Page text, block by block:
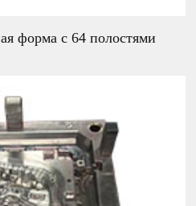
форма с 64 полостями